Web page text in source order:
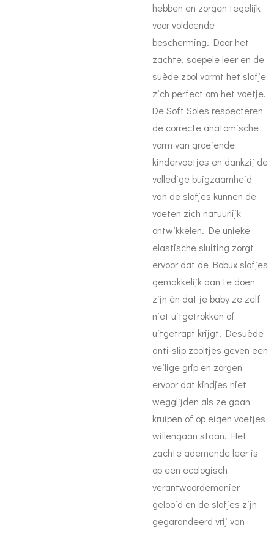
hebben en zorgen tegelijk
voor voldoende
bescherming. Door het
zachte, soepele leer en de
suède zool vormt het slofje
zich perfect om het voetje.
De Soft Soles respecteren
de correcte anatomische
vorm van groeiende
kindervoetjes en dankzij de
volledige buigzaamheid
van de slofjes kunnen de
voeten zich natuurlijk
ontwikkelen. De unieke
elastische sluiting zorgt
ervoor dat de Bobux slofjes
gemakkelijk aan te doen
zijn én dat je baby ze zelf
niet uitgetrokken of
uitgetrapt krijgt. Desuède
anti-slip zooltjes geven een
veilige grip en zorgen
ervoor dat kindjes niet
wegglijden als ze gaan
kruipen of op eigen voetjes
willengaan staan. Het
zachte ademende leer is
op een ecologisch
verantwoordemanier
gelooid en de slofjes zijn
gegarandeerd vrij van